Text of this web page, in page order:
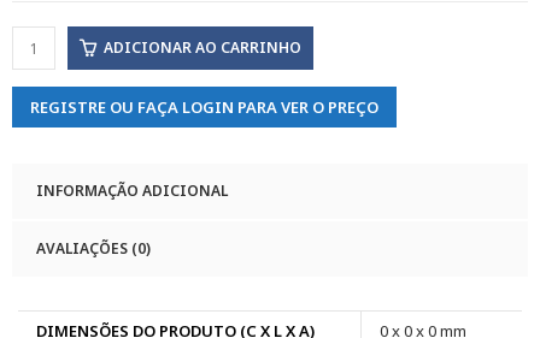
ADICIONAR AO CARRINHO
REGISTRE OU FAÇA LOGIN PARA VER O PREÇO
INFORMAÇÃO ADICIONAL
AVALIAÇÕES (0)
DIMENSÕES DO PRODUTO (C X L X A)
0 x 0 x 0 mm